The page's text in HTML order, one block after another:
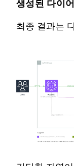
생성된 다이
최종 결과는